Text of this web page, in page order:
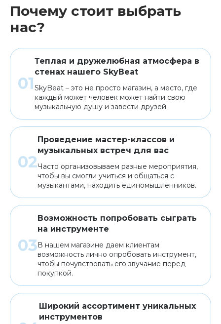
Почему стоит выбрать
нас?
Теплая и дружелюбная атмосфера в
стенах нашего SkyBeat
SkyBeat – это не просто магазин, а место, где
каждый может человек может найти свою
музыкальную душу и завести друзей.
Проведение мастер-классов и
музыкальных встреч для вас
Часто организовываем разные мероприятия,
чтобы вы смогли учиться и общаться с
музыкантами, находить единомышленников.
Возможность попробовать сыграть
на инструменте
В нашем магазине даем клиентам
возможность лично опробовать инструмент,
чтобы почувствовать его звучание перед
покупкой.
Широкий ассортимент уникальных
инструментов